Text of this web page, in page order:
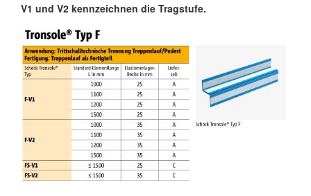
V1 und V2 kennzeichnen die Tragstufe.